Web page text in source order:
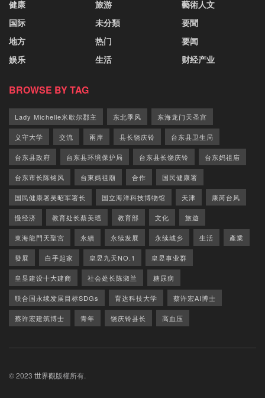
健康
国际
地方
娱乐
旅游
未分類
热门
生活
藝術人文
要聞
要闻
财经产业
BROWSE BY TAG
Lady Michelle米歇尔郡主 东北季风 东海龙门天圣宫
义守大学 交流 兩岸 县长饶庆铃 台东县卫生局
台东县政府 台东县环境保护局 台东县长饶庆铃 台东妈祖庙
台东市长陈铭风 台東媽祖廟 合作 国民健康署
国民健康署吴昭军署长 国立海洋科技博物馆 天津 康芮台风
慢经济 教育处长蔡美瑶 教育部 文化 旅遊
東海龍門天聖宮 永續 永续发展 永续城乡 生活 產業
發展 白手起家 皇昱九天NO.1 皇昱事业群
皇昱建设十大建商 社会处长陈淑兰 糖尿病
联合国永续发展目标SDGs 育达科技大学 蔡许宏AI博士
蔡许宏建筑博士 青年 饶庆铃县长 高血压
© 2023 世界觀版權所有.